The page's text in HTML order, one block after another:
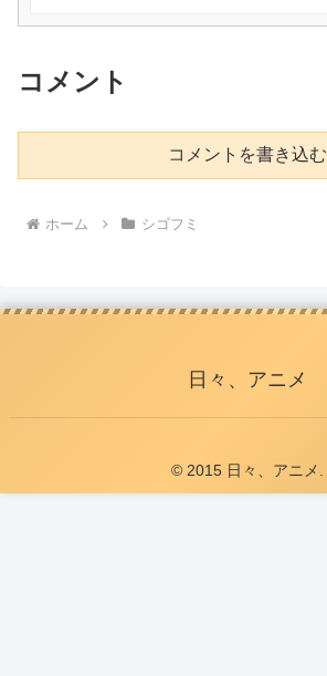
コメント
コメントを書き込む
ホーム シゴフミ
日々、アニメ
© 2015 日々、アニメ.